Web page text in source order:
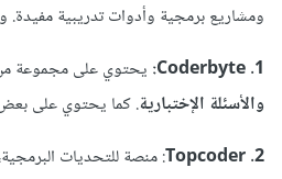
ومشاريع برمجية وأدوات تدريبية مفيدة.
1. Coderbyte:
يحتوي على مجموعة
والأسئلة الإختبارية. كما يحتوي على
2. Topcoder
: منصة للتحديات